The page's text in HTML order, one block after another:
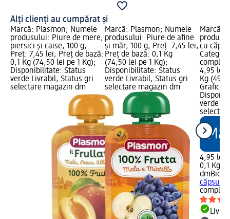
Alți clienți au cumpărat și
Marcă: Plasmon; Numele
produsului: Piure de mere,
piersici și caise, 100 g;
Preț: 7,45 lei; Preț de bază:
0,1 Kg (74,50 lei pe 1 Kg);
Disponibilitate: Status
verde Livrabil, Status gri
selectare magazin dm
Marcă: Plasmon; Numele
produsului: Piure de afine
și măr, 100 g; Preț: 7,45 lei;
Preț de bază: 0,1 Kg
(74,50 lei pe 1 Kg);
Disponibilitate: Status
verde Livrabil, Status gri
selectare magazin dm
Marcă:
cu
4,95 lei;
Kg
Grafică
verde
4,95 lei
0,1 Kg
dmBio
căpșuni